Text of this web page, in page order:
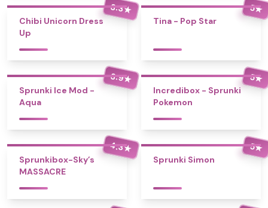
3.3★
Chibi Unicorn Dress
Up
5★
Tina - Pop Star
3.9★
Sprunki Ice Mod -
Aqua
5★
Incredibox - Sprunki
Pokemon
4.3★
Sprunkibox-Sky’s
MASSACRE
5★
Sprunki Simon